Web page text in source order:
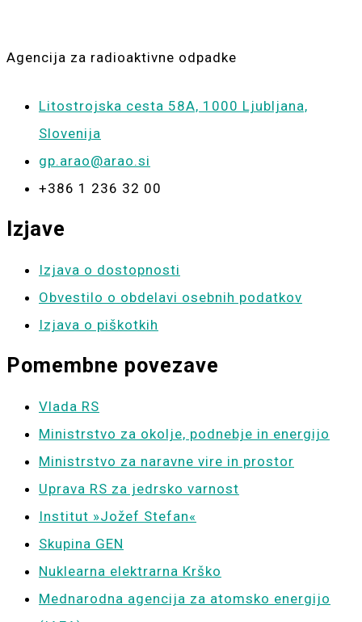
Agencija za radioaktivne odpadke
Litostrojska cesta 58A, 1000 Ljubljana,
Slovenija
gp.arao@arao.si
+386 1 236 32 00
Izjave
Izjava o dostopnosti
Obvestilo o obdelavi osebnih podatkov
Izjava o piškotkih
Pomembne povezave
Vlada RS
Ministrstvo za okolje, podnebje in energijo
Ministrstvo za naravne vire in prostor
Uprava RS za jedrsko varnost
Institut »Jožef Stefan«
Skupina GEN
Nuklearna elektrarna Krško
Mednarodna agencija za atomsko energijo